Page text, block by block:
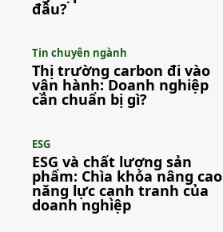
đâu?
Tin chuyên ngành
Thị trường carbon đi vào
vận hành: Doanh nghiệp
cần chuẩn bị gì?
ESG
ESG và chất lượng sản
phẩm: Chìa khóa nâng cao
năng lực cạnh tranh của
doanh nghiệp